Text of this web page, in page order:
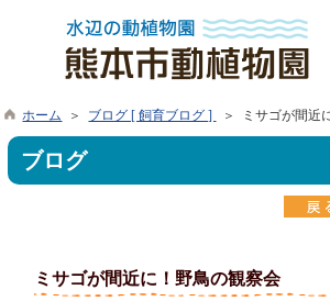
ホーム ＞ ブログ [ 飼育ブログ ] ＞ ミサゴが間近
ブログ
ミサゴが間近に！野鳥の観察会